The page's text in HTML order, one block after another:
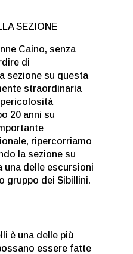
SEZIONE
Caino, senza
di
sezione su questa
straordinaria
20 anni su
ripercorriamo
la sezione su
una delle escursioni
gruppo dei Sibillini.
è una delle più
essere fatte